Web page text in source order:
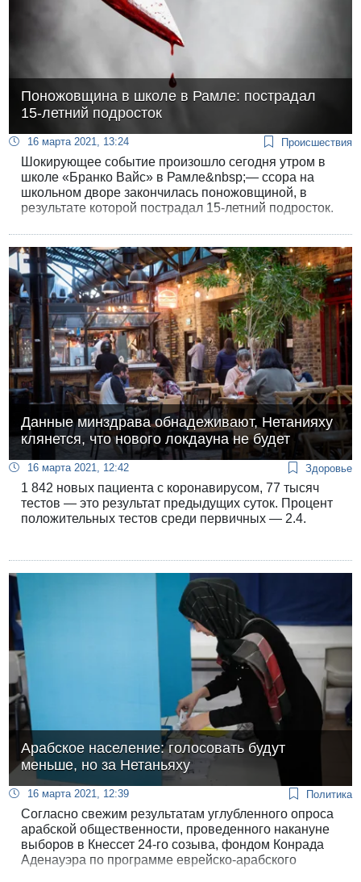
Поножовщина в школе в Рамле: пострадал
15-летний подросток
16 марта 2021, 13:24 Происшествия
Шокирующее событие произошло сегодня утром в
школе «Бранко Вайс» в Рамле&nbsp;— ссора на
школьном дворе закончилась поножовщиной, в
результате которой пострадал 15-летний подросток.
и был доставлен в больницу «Асаф ха-Рофе».
Данные минздрава обнадеживают, Нетанияху
клянется, что нового локдауна не будет
16 марта 2021, 12:42 Здоровье
1 842 новых пациента с коронавирусом, 77 тысяч
тестов — это результат предыдущих суток. Процент
положительных тестов среди первичных — 2.4.
Арабское население: голосовать будут
меньше, но за Нетаньяху
16 марта 2021, 12:39 Политика
Согласно свежим результатам углубленного опроса
арабской общественности, проведенного накануне
выборов в Кнессет 24-го созыва, фондом Конрада
Аденауэра по программе еврейско-арабского